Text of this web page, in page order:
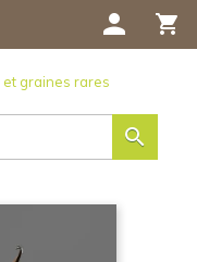
shopping_cart
person
et graines rares
